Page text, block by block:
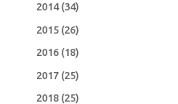
2014(34)
2015(26)
2016(18)
2017(25)
2018(25)